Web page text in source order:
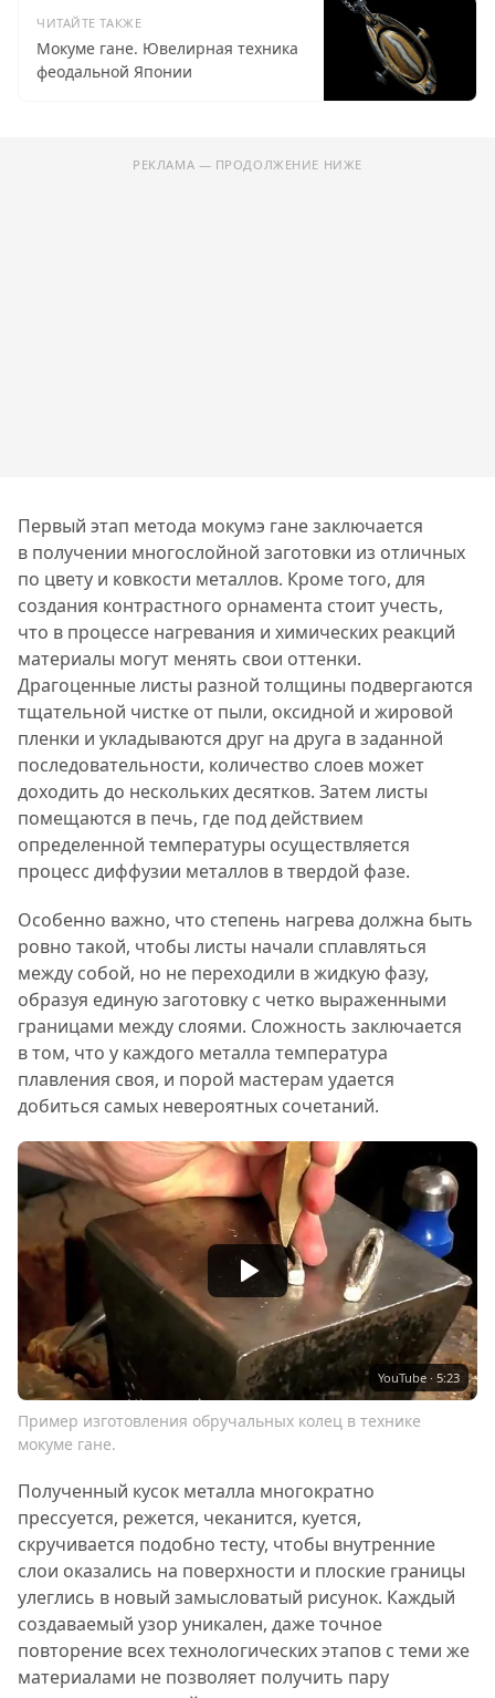
ЧИТАЙТЕ ТАКЖЕ
Мокуме гане. Ювелирная техника
феодальной Японии
РЕКЛАМА — ПРОДОЛЖЕНИЕ НИЖЕ
Первый этап метода мокумэ гане заключается
в получении многослойной заготовки из отличных
по цвету и ковкости металлов. Кроме того, для
создания контрастного орнамента стоит учесть,
что в процессе нагревания и химических реакций
материалы могут менять свои оттенки.
Драгоценные листы разной толщины подвергаются
тщательной чистке от пыли, оксидной и жировой
пленки и укладываются друг на друга в заданной
последовательности, количество слоев может
доходить до нескольких десятков. Затем листы
помещаются в печь, где под действием
определенной температуры осуществляется
процесс диффузии металлов в твердой фазе.
Особенно важно, что степень нагрева должна быть
ровно такой, чтобы листы начали сплавляться
между собой, но не переходили в жидкую фазу,
образуя единую заготовку с четко выраженными
границами между слоями. Сложность заключается
в том, что у каждого металла температура
плавления своя, и порой мастерам удается
добиться самых невероятных сочетаний.
YouTube · 5:23
Пример изготовления обручальных колец в технике
мокуме гане.
Полученный кусок металла многократно
прессуется, режется, чеканится, куется,
скручивается подобно тесту, чтобы внутренние
слои оказались на поверхности и плоские границы
улеглись в новый замысловатый рисунок. Каждый
создаваемый узор уникален, даже точное
повторение всех технологических этапов с теми же
материалами не позволяет получить пару